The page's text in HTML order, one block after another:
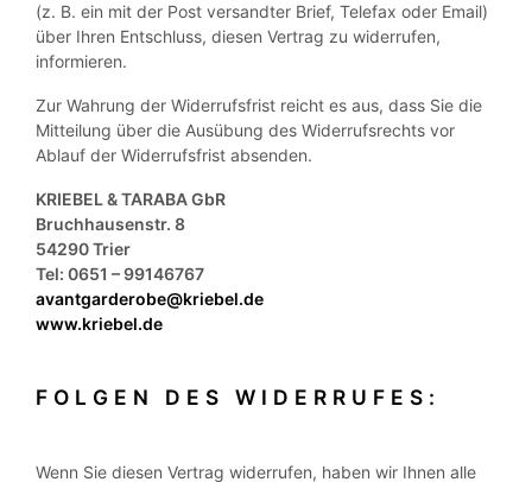
(z. B. ein mit der Post versandter Brief, Telefax oder Email)
über Ihren Entschluss, diesen Vertrag zu widerrufen,
informieren.
Zur Wahrung der Widerrufsfrist reicht es aus, dass Sie die
Mitteilung über die Ausübung des Widerrufsrechts vor
Ablauf der Widerrufsfrist absenden.
KRIEBEL & TARABA GbR
Bruchhausenstr. 8
54290 Trier
Tel: 0651 – 99146767
avantgarderobe@kriebel.de
www.kriebel.de
FOLGEN DES WIDERRUFES:
Wenn Sie diesen Vertrag widerrufen, haben wir Ihnen alle